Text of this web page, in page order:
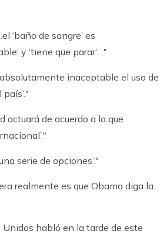
‘baño de sangre’ es
y ‘tiene que parar’…"
inaceptable el uso de
actuará de acuerdo a lo que
serie de opciones’."
realmente es que Obama diga la
habló en la tarde de este